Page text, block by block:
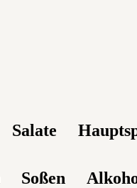
Salate
Soßen